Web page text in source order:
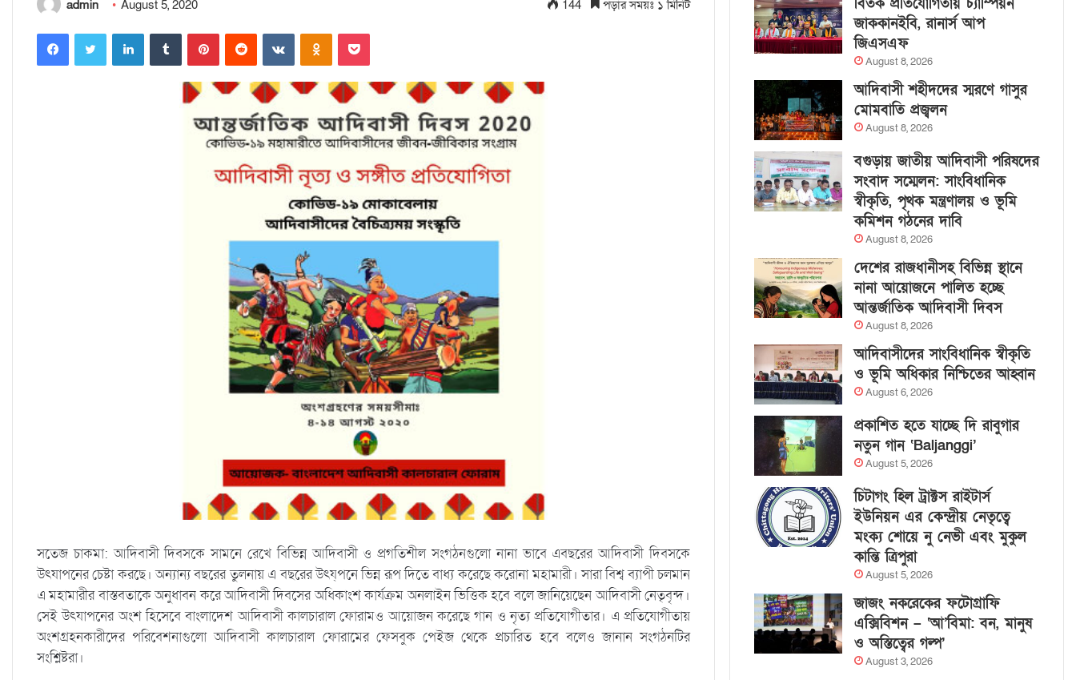
admin August 5, 2020 144 পড়ার সময়ঃ ১ মিনিট
সতেজ চাকমা: আদিবাসী দিবসকে সামনে রেখে বিভিন্ন আদিবাসী ও প্রগতিশীল সংগঠনগুলো নানা ভাবে এবছরের আদিবাসী দিবসকে
উৎযাপনের চেষ্টা করছে। অন্যান্য বছরের তুলনায় এ বছরের উৎয্পনে ভিন্ন রূপ দিতে বাধ্য করেছে করোনা মহামারী। সারা বিশ্ব ব্যাপী চলমান
এ মহামারীর বাস্তবতাকে অনুধাবন করে আদিবাসী দিবসের অধিকাংশ কার্যক্রম অনলাইন ভিত্তিক হবে বলে জানিয়েছেন আদিবাসী নেতৃবৃন্দ।
সেই উৎযাপনের অংশ হিসেবে বাংলাদেশ আদিবাসী কালচারাল ফোরামও আয়োজন করেছে গান ও নৃত্য প্রতিযোগীতার। এ প্রতিযোগীতায়
অংশগ্রহনকারীদের পরিবেশনাগুলো আদিবাসী কালচারাল ফোরামের ফেসবুক পেইজ থেকে প্রচারিত হবে বলেও জানান সংগঠনটির
সংশ্লিষ্টরা।
জাককানইবি, রানার্স আপ
জিএসএফ
August 8, 2026
আদিবাসী শহীদদের স্মরণে গাসুর
মোমবাতি প্রজ্বলন
August 8, 2026
বগুড়ায় জাতীয় আদিবাসী পরিষদের
সংবাদ সম্মেলন: সাংবিধানিক
স্বীকৃতি, পৃথক মন্ত্রণালয় ও ভূমি
কমিশন গঠনের দাবি
August 8, 2026
দেশের রাজধানীসহ বিভিন্ন স্থানে
নানা আয়োজনে পালিত হচ্ছে
আন্তর্জাতিক আদিবাসী দিবস
August 8, 2026
আদিবাসীদের সাংবিধানিক স্বীকৃতি
ও ভূমি অধিকার নিশ্চিতের আহ্বান
August 6, 2026
প্রকাশিত হতে যাচ্ছে দি রাবুগার
নতুন গান ‘Baljanggi’
August 5, 2026
চিটাগং হিল ট্রাক্টস রাইটার্স
ইউনিয়ন এর কেন্দ্রীয় নেতৃত্বে
মংক্য শোয়ে নু নেভী এবং মুকুল
কান্তি ত্রিপুরা
August 5, 2026
জাজং নকরেকের ফটোগ্রাফি
এক্সিবিশন – ‘আ’বিমা: বন, মানুষ
ও অস্তিত্বের গল্প’
August 3, 2026